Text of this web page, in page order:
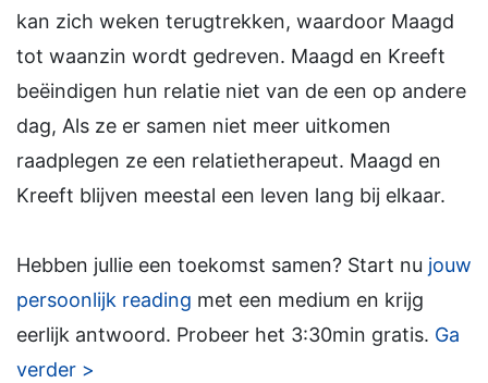
kan zich weken terugtrekken, waardoor Maagd
tot waanzin wordt gedreven. Maagd en Kreeft
beëindigen hun relatie niet van de een op andere
dag, Als ze er samen niet meer uitkomen
raadplegen ze een relatietherapeut. Maagd en
Kreeft blijven meestal een leven lang bij elkaar.
Hebben jullie een toekomst samen? Start nu jouw
persoonlijk reading met een medium en krijg
eerlijk antwoord. Probeer het 3:30min gratis. Ga
verder >